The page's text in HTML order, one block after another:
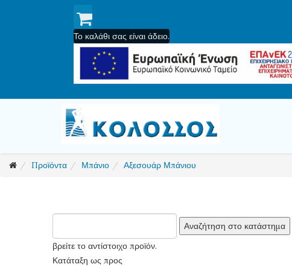
Το καλάθι σας είναι άδειο.
Προϊόντα Μπάνιο Αξεσουάρ Μπάνιου
βρείτε το αντίστοιχο προϊόν.
Κατάταξη ως προς